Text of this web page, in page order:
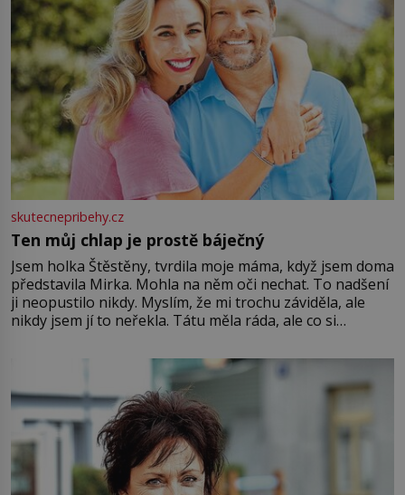
skutecnepribehy.cz
Ten můj chlap je prostě báječný
Jsem holka Štěstěny, tvrdila moje máma, když jsem doma
představila Mirka. Mohla na něm oči nechat. To nadšení
ji neopustilo nikdy. Myslím, že mi trochu záviděla, ale
nikdy jsem jí to neřekla. Tátu měla ráda, ale co si
Jsme spolu moc rádi Tehdy byla jiná doba, když